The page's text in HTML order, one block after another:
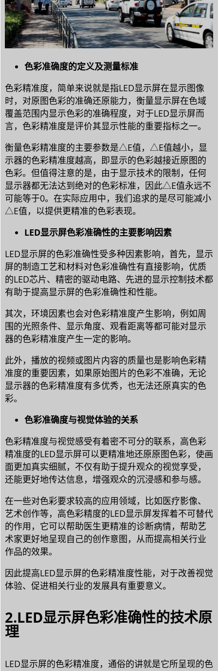
色彩准确度的定义及测量标准
色彩精准度，简单来说就是指LED显示屏在显示图像
时，对原图色彩的准确还原能力，衡量显示屏在色域
覆盖范围内显示色彩的准确程度，对于LED显示屏而
言，色彩精准度是评价其显示性能的重要指标之一。
衡量色彩精准度的主要参数是△E值，△E值越小，显
示器的色彩精准度越高，即显示的色彩越接近原图的
色彩。但值得注意的是，由于显示技术的限制，任何
显示器都无法达到绝对的色彩标准，因此△E值永远不
可能等于0。在实际应用中，我们追求的是尽可能减小
△E值，以提供更精准的色彩表现。
LED显示屏色彩准确性的主要影响因素
LED显示屏的色彩准确性受多种因素影响，首先，显示
屏的制造工艺和材料对色彩准确性有直接影响，优质
的LED芯片、精密的驱动电路、先进的显示控制技术都
有助于提高显示屏的色彩准确性和性能。
其次，环境因素也会对色彩精准度产生影响，例如周
围的光照条件、显示角度、观看距离等都可能对显示
器的色彩精准度产生一定的影响。
此外，播放的视频或图片内容的质量也是影响色彩精
准度的重要因素，如果原始图片的色彩不准确，无论
显示器的色彩精准度有多优秀，也无法还原真实的色
彩。
色彩准确度与视觉体验的关系
色彩精准度与视觉感受有着密不可分的联系，高色彩
精准度的LED显示屏可以更精准地还原原图色彩，使画
面更加真实细腻，不仅有助于提升观众的视觉享受，
还能更好地传达信息，增强观众的沉浸感和参与感。
在一些对色彩要求较高的应用领域，比如医疗影像、
艺术创作等，高色彩精度的LED显示屏发挥着不可替代
的作用，它可以帮助医生更精准的诊断病情，帮助艺
术家更好地呈现自己的创作意图，从而提高相关行业
作品的效果。
因此提高LED显示屏的色彩精准度性能，对于改善视觉
体验、促进相关行业的发展具有重要意义。
2.LED显示屏色彩准确性的技术原
理
LED显示屏的色彩精准度，通俗的讲就是它所呈现的色